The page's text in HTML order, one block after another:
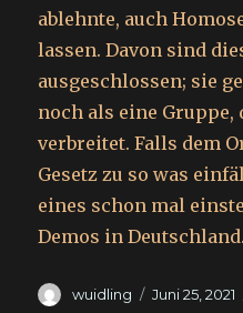
ablehnte, auch
lassen. Davon sind
ausgeschlossen; sie
noch als eine
verbreitet. Falls dem
Gesetz zu so was
eines schon mal
Demos in
Autor
wuidling Juni 25, 2021